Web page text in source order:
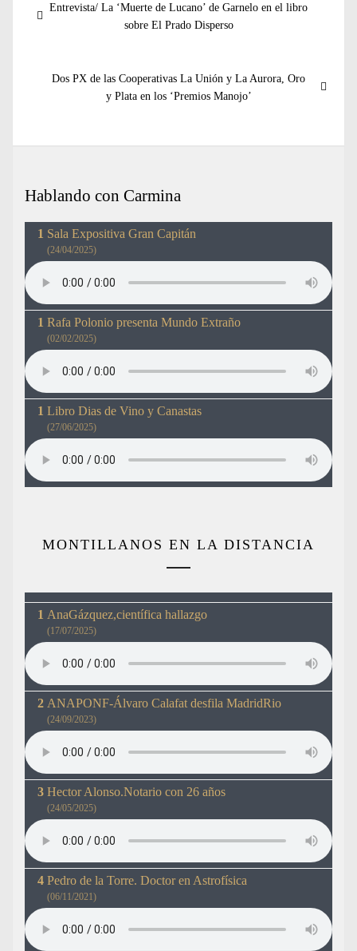
de
Entrada
Entrevista/ La ‘Muerte de Lucano’ de Garnelo en el libro
sobre El Prado Disperso
Entrada
Dos PX de las Cooperativas La Unión y La Aurora, Oro
y Plata en los ‘Premios Manojo’
Hablando con Carmina
Sala Expositiva Gran Capitán
(24/04/2025)
Rafa Polonio presenta Mundo Extraño
(02/02/2025)
Libro Dias de Vino y Canastas
(27/06/2025)
MONTILLANOS EN LA DISTANCIA
AnaGázquez,científica hallazgo
(17/07/2025)
ANAPONF-Álvaro Calafat desfila MadridRio
(24/09/2023)
Hector Alonso.Notario con 26 años
(24/05/2025)
Pedro de la Torre. Doctor en Astrofísica
(06/11/2021)